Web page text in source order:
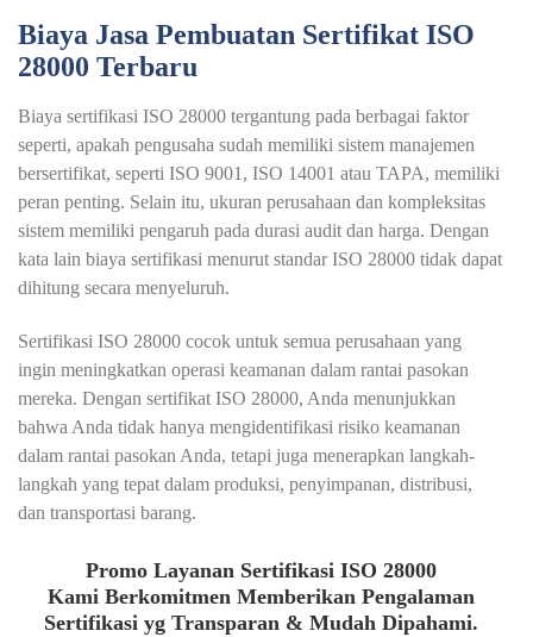
Biaya Jasa Pembuatan Sertifikat ISO
28000 Terbaru
Biaya sertifikasi ISO 28000 tergantung pada berbagai faktor
seperti, apakah pengusaha sudah memiliki sistem manajemen
bersertifikat, seperti ISO 9001, ISO 14001 atau TAPA, memiliki
peran penting. Selain itu, ukuran perusahaan dan kompleksitas
sistem memiliki pengaruh pada durasi audit dan harga. Dengan
kata lain biaya sertifikasi menurut standar ISO 28000 tidak dapat
dihitung secara menyeluruh.
Sertifikasi ISO 28000 cocok untuk semua perusahaan yang
ingin meningkatkan operasi keamanan dalam rantai pasokan
mereka. Dengan sertifikat ISO 28000, Anda menunjukkan
bahwa Anda tidak hanya mengidentifikasi risiko keamanan
dalam rantai pasokan Anda, tetapi juga menerapkan langkah-
langkah yang tepat dalam produksi, penyimpanan, distribusi,
dan transportasi barang.
Promo Layanan Sertifikasi ISO 28000
Kami Berkomitmen Memberikan Pengalaman
Sertifikasi yg Transparan & Mudah Dipahami.